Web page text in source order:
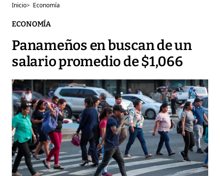
Inicio> Economía
ECONOMÍA
Panameños en buscan de un
salario promedio de $1,066